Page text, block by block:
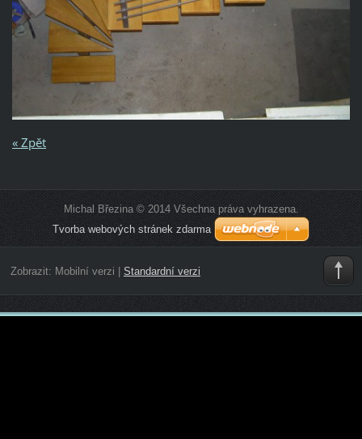
« Zpět
Michal Březina © 2014 Všechna práva vyhrazena.
Tvorba webových stránek zdarma
Zobrazit: Mobilní verzi Standardní verzi